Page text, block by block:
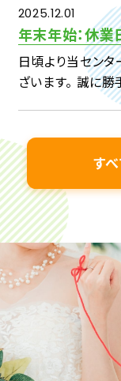
ます。 […]
2025.12.01
年末年始：休業
日頃より当センタ
ざいます。 誠に
日とさせていた
す